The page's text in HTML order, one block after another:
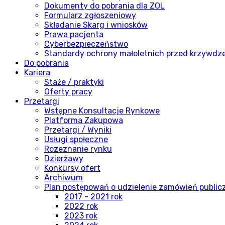
Dokumenty do pobrania dla ZOL
Formularz zgłoszeniowy
Składanie Skarg i wniosków
Prawa pacjenta
Cyberbezpieczeństwo
Standardy ochrony małoletnich przed
Do pobrania
Kariera
Staże / praktyki
Oferty pracy
Przetargi
Wstępne Konsultacje Rynkowe
Platforma Zakupowa
Przetargi / Wyniki
Usługi społeczne
Rozeznanie rynku
Dzierżawy
Konkursy ofert
Archiwum
Plan postępowań o udzielenie zamówień
2017 - 2021 rok
2022 rok
2023 rok